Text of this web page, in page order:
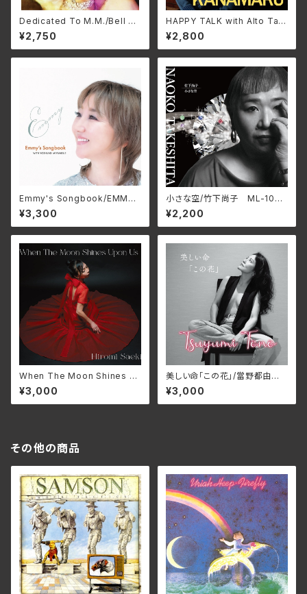
Dedicated To M.M./Bell Ch
erry BELL-001(仕様:CD)
¥2,750
HAPPY TALK with Alto Talk
s/金丸正城 RPCJ-7010(仕
様:CD)
¥2,800
Emmy's Songbook/EMMY
（エミー） YPM-089
¥3,300
小さな空/竹下尚子 ML-1048
(仕様:CD)
¥2,200
When The Moon Shines U
pon Us/HIROMI SAEKI GN
M-1022
¥3,000
美しい命「この花」/當野都由
美 GNM-1027(仕様：CD)
¥3,000
その他の商品